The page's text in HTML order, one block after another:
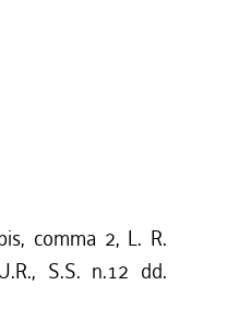
comma 2, L. R.
S.S. n.12 dd.